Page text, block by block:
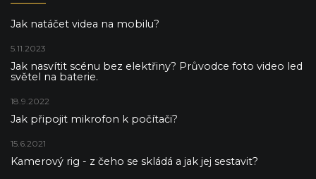
Jak natáčet videa na mobilu?
5.11.2023
Jak nasvítit scénu bez elektřiny? Průvodce foto video led
světel na baterie.
18.9.2022
Jak připojit mikrofon k počítači?
15.6.2021
Kamerový rig - z čeho se skládá a jak jej sestavit?